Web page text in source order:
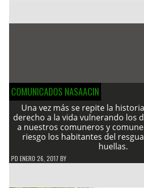
COMUNICADOS NASAACIN
Una vez más se repite la
derecho a la vida vulnerando los
a nuestros comuneros y
riesgo los habitantes del
huellas.
PD ENERO 26, 2017 BY